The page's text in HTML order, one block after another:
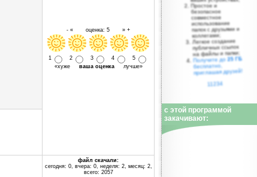
- « оценка: 5 » +
1 2 3 4
5
«хуже ваша оценкалучше»
файл скачали:
сегодня: 0, вчера: 0, неделя: 2, месяц: 2,
всего: 2057
Простое и
безопасное
совместное
использование
папок с друзьями и
коллегами;
Легкое создание
публичных ссылок
на файлы и папки;
Получите до25 ГБ
бесплатно,
приглашая друзей!
11234
с этой программой
закачивают: